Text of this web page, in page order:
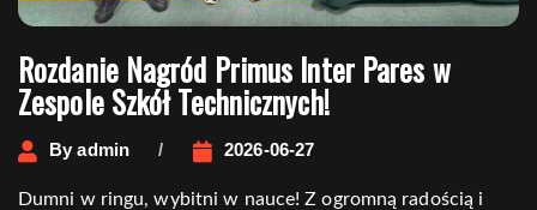
Rozdanie Nagród Primus Inter Pares w
Zespole Szkół Technicznych!
Byadmin 2026-06-27
Dumni w ringu, wybitni w nauce! Z ogromną radością i